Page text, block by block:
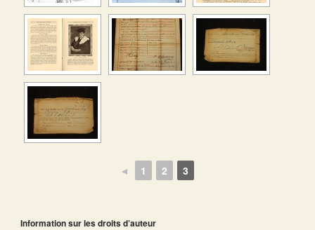
◄ 1 2 3
Information sur les droits d’auteur